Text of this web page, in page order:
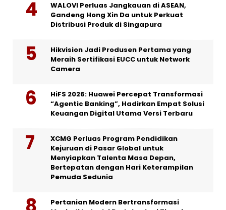
WALOVI Perluas Jangkauan di ASEAN,
Gandeng Hong Xin Da untuk Perkuat
Distribusi Produk di Singapura
Hikvision Jadi Produsen Pertama yang
Meraih Sertifikasi EUCC untuk Network
Camera
HiFS 2026: Huawei Percepat Transformasi
“Agentic Banking”, Hadirkan Empat Solusi
Keuangan Digital Utama Versi Terbaru
XCMG Perluas Program Pendidikan
Kejuruan di Pasar Global untuk
Menyiapkan Talenta Masa Depan,
Bertepatan dengan Hari Keterampilan
Pemuda Sedunia
Pertanian Modern Bertransformasi